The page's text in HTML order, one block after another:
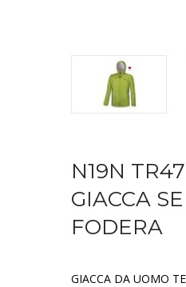
N19N
GIACCA
FODERA
GIACCA DA UOMO